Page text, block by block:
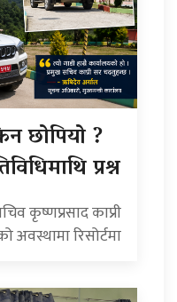
छोपियो ?
प्रश्न
कृष्णप्रसाद काप्री
अवस्थामा रिसोर्टमा